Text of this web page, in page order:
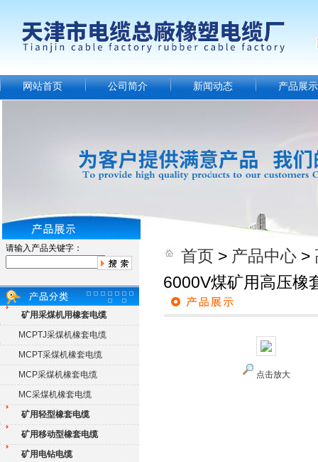
网站首页 公司简介 新闻动态 产品展示
请输入产品关键字：
矿用采煤机用橡套电缆
MCPTJ采煤机橡套电缆
MCPT采煤机橡套电缆
MCP采煤机橡套电缆
MC采煤机橡套电缆
矿用轻型橡套电缆
矿用移动型橡套电缆
矿用电钻电缆
首页 > 产品中心 >
6000V煤矿用高压橡
点击放大